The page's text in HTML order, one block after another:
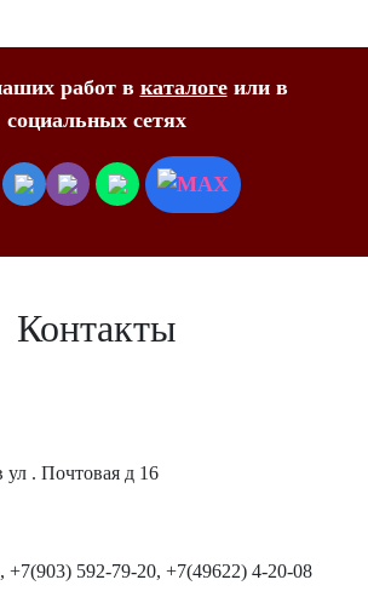
работ в каталогеили в
социальных сетях
Контакты
ул . Почтовая д 16
+7(903) 592-79-20, +7(49622) 4-20-08